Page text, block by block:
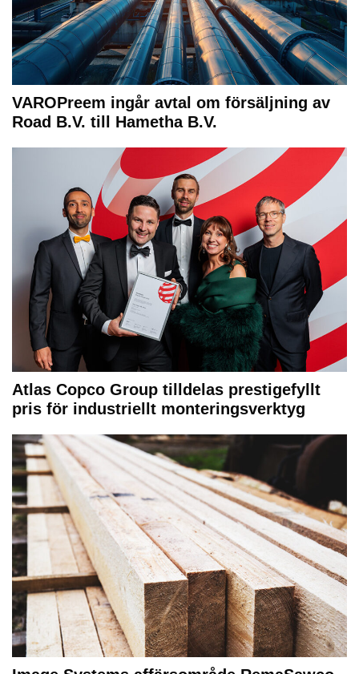
VAROPreem ingår avtal om försäljning av
Road B.V. till Hametha B.V.
Atlas Copco Group tilldelas prestigefyllt
pris för industriellt monteringsverktyg